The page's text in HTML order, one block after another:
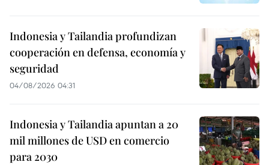
Indonesia y Tailandia profundizan
cooperación en defensa, economía y
seguridad
04/08/2026 04:31
Indonesia y Tailandia apuntan a 20
mil millones de USD en comercio
para 2030